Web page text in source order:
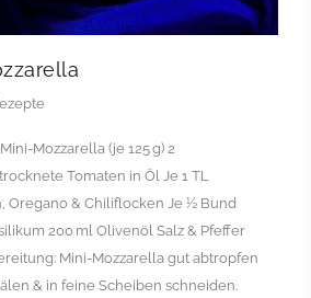
Mozzarella (je 125 g) 2
Tomaten in Öl Je 1 TL
Oregano & Chiliflocken Je ½ Bund
200 ml Olivenöl Salz & Pfeffer
Mini-Mozzarella gut abtropfen
& in feine Scheiben schneiden.